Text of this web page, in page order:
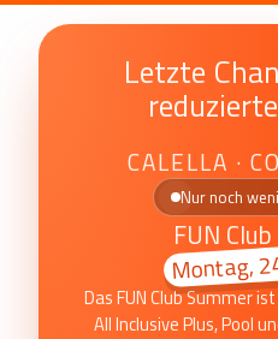
Letzte
CALELLA ·
Nur noch
FUN
Montag,
Das FUN Club Summer
All Inclusive Plus, Pool